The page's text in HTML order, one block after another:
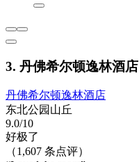
3. 丹佛希尔顿逸林酒店
丹佛希尔顿逸林酒店
东北公园山丘
9.0/10
好极了
（1,607 条点评）